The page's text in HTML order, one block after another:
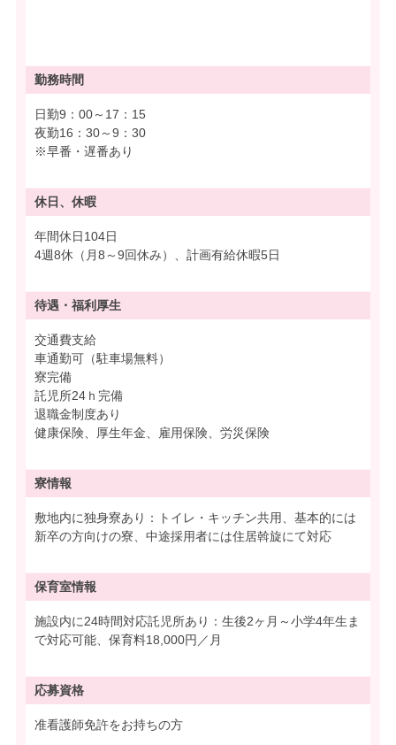
勤務時間
日勤9：00～17：15
夜勤16：30～9：30
※早番・遅番あり
休日、休暇
年間休日104日
4週8休（月8～9回休み）、計画有給休暇5日
待遇・ 福利厚生
交通費支給
車通勤可（駐車場無料）
寮完備
託児所24ｈ完備
退職金制度あり
健康保険、厚生年金、雇用保険、労災保険
寮情報
敷地内に独身寮あり：トイレ・キッチン共用、基本的には
新卒の方向けの寮、中途採用者には住居斡旋にて対応
保育室情報
施設内に24時間対応託児所あり：生後2ヶ月～小学4年生ま
で対応可能、保育料18,000円／月
応募資格
准看護師免許をお持ちの方